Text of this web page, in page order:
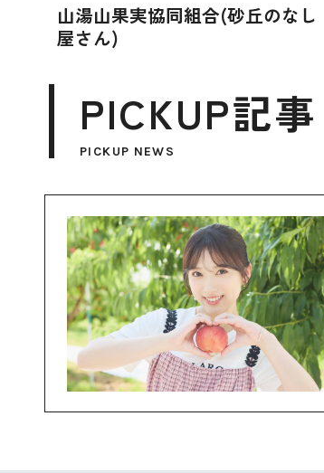
山湯山果実協同組合(砂丘のなし
屋さん)
PICKUP記事
PICKUP NEWS